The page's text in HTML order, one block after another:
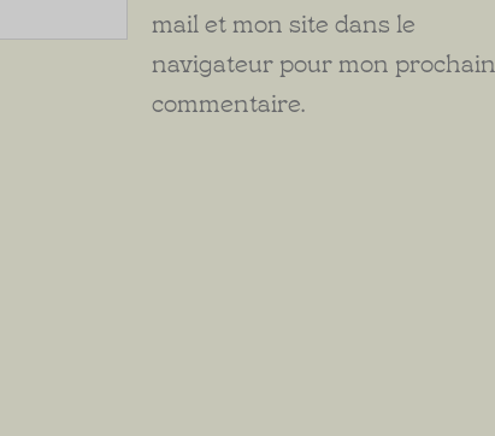
mail et mon site dans le
navigateur pour mon prochain
commentaire.